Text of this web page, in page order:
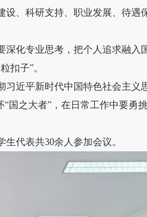
、科研支持、职业发展、待遇
化专业思考，把个人追求融入
扣子”。
近平新时代中国特色社会主义
国之大者”，在日常工作中要勇
代表共30余人参加会议。